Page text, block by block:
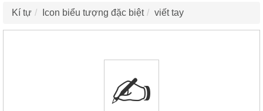
Kí tự Icon biểu tượng đặc biệt viết tay
✍